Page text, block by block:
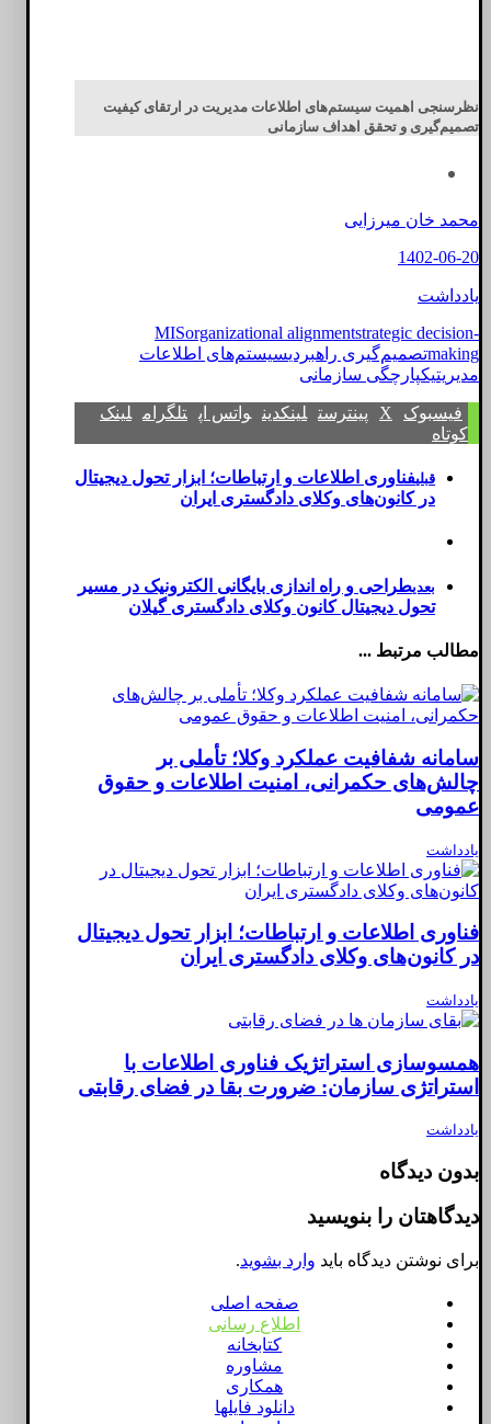
نظرسنجی اهمیت سیستم‌های اطلاعات مدیریت در ارتقای کیفیت
تصمیم‌گیری و تحقق اهداف سازمانی
محمد خان میرزایی
1402-06-20
یادداشت
MISorganizational alignmentstrategic decision-
makingتصمیم‌گیری راهبردیسیستم‌های اطلاعات
مدیریتیکپارچگی سازمانی
فیسبوک X پینترست لینکدین واتس اپ تلگرام لینک
کوتاه
قبلیفناوری اطلاعات و ارتباطات؛ ابزار تحول دیجیتال
در کانون‌های وکلای دادگستری ایران
بعدیطراحی و راه اندازی بایگانی الکترونیک در مسیر
تحول دیجیتال کانون وکلای دادگستری گیلان
مطالب مرتبط ...
سامانه شفافیت عملکرد وکلا؛ تأملی بر
چالش‌های حکمرانی، امنیت اطلاعات و حقوق
عمومی
یادداشت
فناوری اطلاعات و ارتباطات؛ ابزار تحول دیجیتال
در کانون‌های وکلای دادگستری ایران
یادداشت
همسوسازی استراتژیک فناوری اطلاعات با
استراتژی سازمان: ضرورت بقا در فضای رقابتی
یادداشت
بدون دیدگاه
دیدگاهتان را بنویسید
برای نوشتن دیدگاه باید وارد بشوید.
صفحه اصلی
اطلاع رسانی
کتابخانه
مشاوره
همکاری
دانلود فایلها